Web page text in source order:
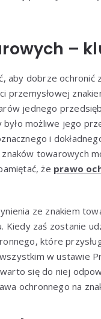
–
aby dobrze
przemysłowej
jednego
było możliwe jego
i
towarowych
że prawo
ze znakiem
Kiedy zaś zostanie
które
w ustawie
się do niej
ochronnego na